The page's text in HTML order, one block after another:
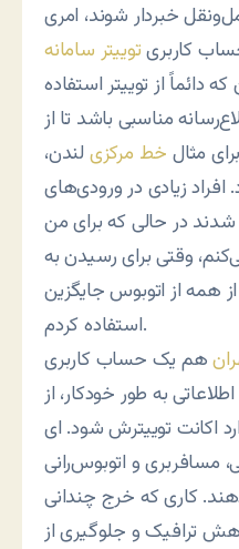
خبردار شوند، امری
کاربریتوییتر سامانه
از توییتر استفاده
مناسبی باشد تا از
مثال خط مرکزی لندن،
زیادی در ورودی‌های
شدند در حالی که برای من
وقتی برای رسیدن به
همه از اتوبوس جایگزین
استفاده کردم.
هم یک حساب کاربری
به طور خودکار، از
اکانت توییترش شود. ای
و اتوبوس‌رانی
کاری که خرج چندانی
ترافیک و جلوگیری از